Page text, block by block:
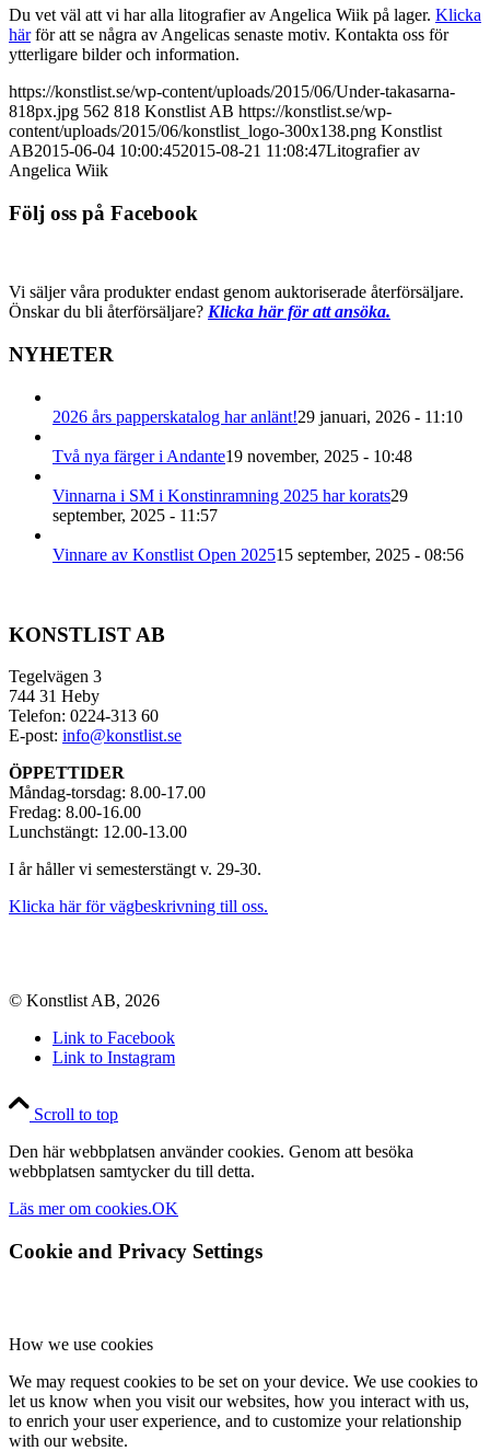
Du vet väl att vi har alla litografier av Angelica Wiik på lager. Klicka
härför att se några av Angelicas senaste motiv. Kontakta oss för
ytterligare bilder och information.
https://konstlist.se/wp-content/uploads/2015/06/Under-takasarna-
818px.jpg 562 818 Konstlist AB https://konstlist.se/wp-
content/uploads/2015/06/konstlist_logo-300x138.png Konstlist
AB2015-06-04 10:00:452015-08-21 11:08:47Litografier av
Angelica Wiik
Följ oss på Facebook
Vi säljer våra produkter endast genom auktoriserade återförsäljare.
Önskar du bli återförsäljare? Klicka här för att ansöka.
NYHETER
2026 års papperskatalog har anlänt!29 januari, 2026 - 11:10
Två nya färger i Andante19 november, 2025 - 10:48
Vinnarna i SM i Konstinramning 2025 har korats29
september, 2025 - 11:57
Vinnare av Konstlist Open 202515 september, 2025 - 08:56
KONSTLIST AB
Tegelvägen 3
744 31 Heby
Telefon: 0224-313 60
E-post: info@konstlist.se
ÖPPETTIDER
Måndag-torsdag: 8.00-17.00
Fredag: 8.00-16.00
Lunchstängt: 12.00-13.00
I år håller vi semesterstängt v. 29-30.
Klicka här för vägbeskrivning till oss.
© Konstlist AB, 2026
Link to Facebook
Link to Instagram
Scroll to top
Den här webbplatsen använder cookies. Genom att besöka
webbplatsen samtycker du till detta.
Läs mer om cookies.OK
Cookie and Privacy Settings
How we use cookies
We may request cookies to be set on your device. We use cookies to
let us know when you visit our websites, how you interact with us,
to enrich your user experience, and to customize your relationship
with our website.